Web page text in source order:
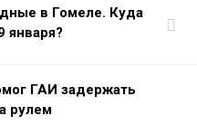
в Гомеле. Куда
января?
ГАИ задержать
рулем